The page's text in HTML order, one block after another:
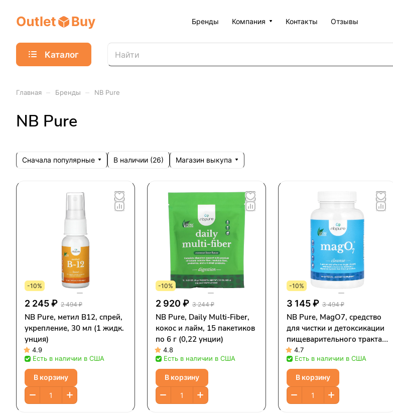
Бренды Компания Контакты Отзывы
Каталог
Главная Бренды NB Pure
NB Pure
Сначала популярные В наличии (26) Магазин выкупа
-10%
2 245 ₽ 2 494 ₽
NB Pure, метил B12, спрей,
укрепление, 30 мл (1 жидк.
унция)
4.9
Есть в наличии в США
В корзину
-10%
2 920 ₽ 3 244 ₽
NB Pure, Daily Multi-Fiber,
кокос и лайм, 15 пакетиков
по 6 г (0,22 унции)
4.8
Есть в наличии в США
В корзину
-10%
3 145 ₽ 3 494 ₽
NB Pure, MagO7, средство
для чистки и детоксикации
пищеварительного тракта,
90 капсул
4.7
Есть в наличии в США
В корзину